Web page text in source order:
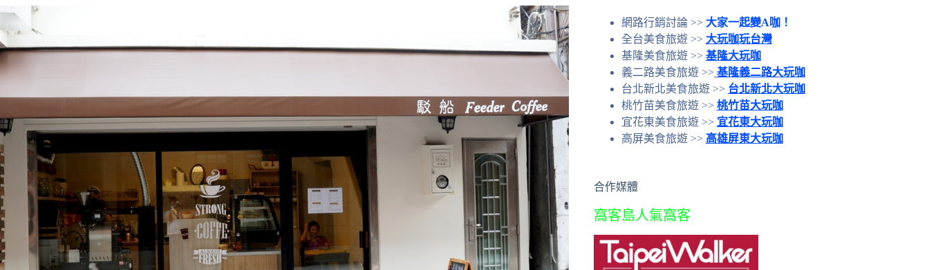
網路行銷討論 >> 大家一起變A咖！
全台美食旅遊 >> 大玩咖玩台灣
基隆美食旅遊 >> 基隆大玩咖
義二路美食旅遊 >> 基隆義二路大玩咖
台北新北美食旅遊 >> 台北新北大玩咖
桃竹苗美食旅遊 >> 桃竹苗大玩咖
宜花東美食旅遊 >> 宜花東大玩咖
高屏美食旅遊 >> 高雄屏東大玩咖
合作媒體
窩客島人氣窩客